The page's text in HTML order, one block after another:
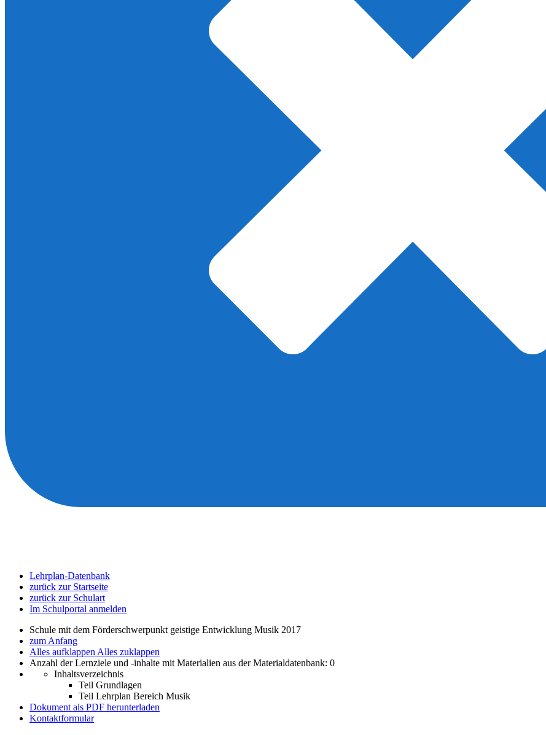
Lehrplan-Datenbank
zurück zur Startseite
zurück zur Schulart
Im Schulportal anmelden
Schule mit dem Förderschwerpunkt geistige Entwicklung Musik 2017
zum Anfang
Alles aufklappen Alles zuklappen
Anzahl der Lernziele und -inhalte mit Materialien aus der Materialdatenbank: 0
Inhaltsverzeichnis
Teil Grundlagen
Teil Lehrplan Bereich Musik
Dokument als PDF herunterladen
Kontaktformular